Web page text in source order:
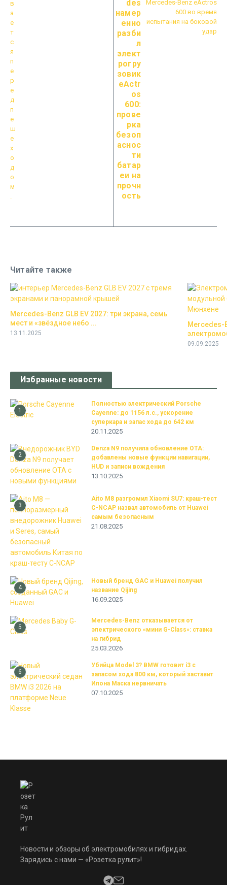
des
намер
енно
разби
л
элект
рогру
зовик
eActr
os
600:
прове
рка
безоп
аснос
ти
батар
еи на
прочн
ость
Читайте также
Mercedes-Benz GLB EV 2027: три экрана, семь
мест и «звёздное небо ...
13.11.2025
Mercedes-
09.09.2025
Избранные новости
1
Полностью электрический Porsche
Cayenne: до 1156 л.с., ускорение
суперкара и запас хода до 642 км
20.11.2025
2
Denza N9 получила обновление OTA:
добавлены новые функции навигации,
HUD и записи вождения
13.10.2025
3
Aito M8 разгромил Xiaomi SU7: краш-тест
C-NCAP назвал автомобиль от Huawei
самым безопасным
21.08.2025
4
Новый бренд GAC и Huawei получил
название Qijing
16.09.2025
5
Mercedes-Benz отказывается от
электрического «мини G-Class»: ставка
на гибрид
25.03.2026
6
Убийца Model 3? BMW готовит i3 с
запасом хода 800 км, который заставит
Илона Маска нервничать
07.10.2025
Новости и обзоры об электромобилях и гибридах.
Зарядись с нами — «Розетка рулит»!